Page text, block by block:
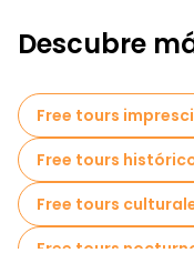
Descubre
Free tours
Free tours
Free tours
Free tours